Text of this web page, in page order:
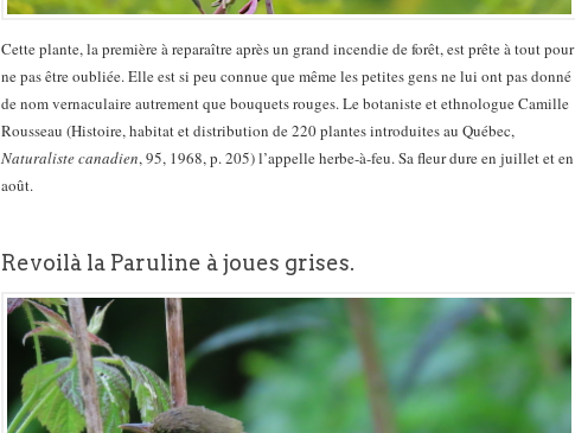
Cette plante, la première à reparaître après un grand incendie de forêt, est prête à tout pour
ne pas être oubliée. Elle est si peu connue que même les petites gens ne lui ont pas donné
de nom vernaculaire autrement que bouquets rouges. Le botaniste et ethnologue Camille
Rousseau (Histoire, habitat et distribution de 220 plantes introduites au Québec,
Naturaliste canadien, 95, 1968, p. 205) l’appelle herbe-à-feu. Sa fleur dure en juillet et en
août.
Revoilà la Paruline à joues grises.